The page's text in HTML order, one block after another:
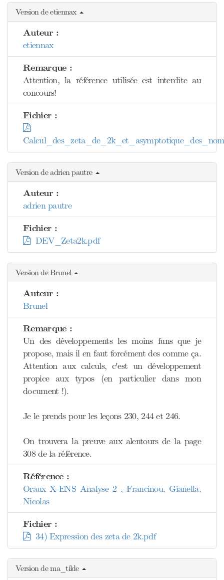
Version de etiennax
Auteur :
etiennax
Remarque :
Attention, la référence utilisée est interdite au
concours!
Fichier :
Version de adrien pautre
Auteur :
adrien pautre
Fichier :
DEV_Zeta2k.pdf
Version de Brunel
Auteur :
Brunel
Remarque :
Un des développements les moins funs que je
propose, mais il en faut forcément des comme ça.
Attention aux calculs, c'est un développement
propice aux typos (en particulier dans mon
document !).
Je le prends pour les leçons 230, 244 et 246.
On trouvera la preuve aux alentours de la page
308 de la référence.
Référence :
Oraux X-ENS Analyse 2 , Francinou, Gianella,
Nicolas
Fichier :
34) Expression des zeta de 2k.pdf
Version de ma_tilde